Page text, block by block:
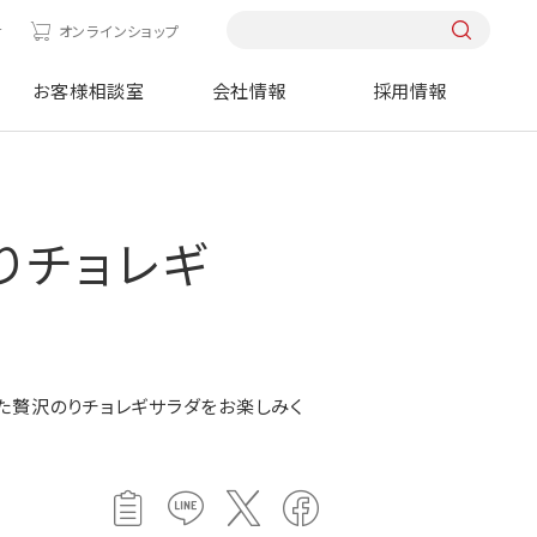
オンラインショップ
お客様相談室 会社情報 採用情報
ョレギ
贅沢のりチョレギサラダをお楽しみく